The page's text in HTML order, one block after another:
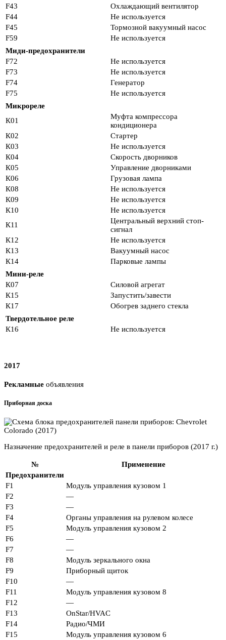
F43
Охлаждающий вентилятор
F44
Не используется
F45
Тормозной вакуумный насос
F59
Не используется
Миди-предохранители
F72
Не используется
F73
Не используется
F74
Генератор
F75
Не используется
Микрореле
К01
Муфта компрессора
кондиционера
К02
Стартер
К03
Не используется
К04
Скорость дворников
К05
Управление дворниками
К06
Грузовая лампа
К08
Не используется
К09
Не используется
К10
Не используется
К11
Центральный верхний стоп-
сигнал
К12
Не используется
К13
Вакуумный насос
К14
Парковые лампы
Мини-реле
К07
Силовой агрегат
К15
Запустить/завести
К17
Обогрев заднего стекла
Твердотельное реле
К16
Не используется
2017
Рекламные объявления
Приборная доска
Назначение предохранителей и реле в панели приборов (2017 г.)
№
Применение
Предохранители
F1
Модуль управления кузовом 1
F2
—
F3
—
F4
Органы управления на рулевом колесе
F5
Модуль управления кузовом 2
F6
—
F7
—
F8
Модуль зеркального окна
F9
Приборный щиток
F10
—
F11
Модуль управления кузовом 8
F12
—
F13
OnStar/HVAC
F14
Радио/ЧМИ
F15
Модуль управления кузовом 6